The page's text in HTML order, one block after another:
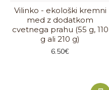
Vilinko - ekološki kremni
med z dodatkom
cvetnega prahu (55 g, 110
g ali 210 g)
6.50€